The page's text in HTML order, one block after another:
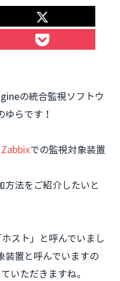
の統合監視ソフトウ
らです！
Zabbixでの監視対象装置
法をご紹介したいと
スト」と呼んでいまし
置と呼んでいますの
いただきますね。